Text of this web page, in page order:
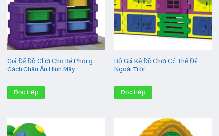
Giá Để Đồ Chơi Cho Bé Phong
Cách Châu Âu Hình Mây
Đọc tiếp
Bộ Giá Kệ Đồ Chơi Có Thể Để
Ngoài Trời
Đọc tiếp